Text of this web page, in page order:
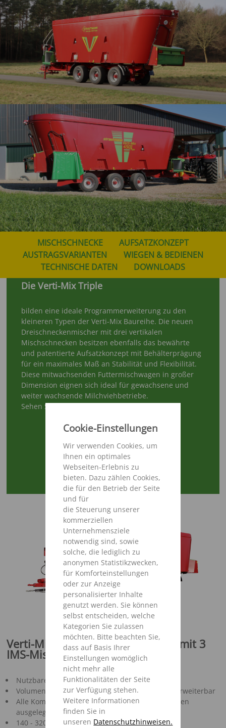
Cookie-Einstellungen
Wir verwenden Cookies, um
Ihnen ein optimales
Webseiten-Erlebnis zu
bieten. Dazu zählen Cookies,
die für den Betrieb der Seite
und für
die Steuerung unserer
kommerziellen
Unternehmensziele
notwendig sind, sowie
solche, die lediglich zu
anonymen Statistikzwecken,
für Komforteinstellungen
oder zur Anzeige
personalisierter Inhalte
genutzt werden. Sie können
selbst entscheiden, welche
Kategorien Sie zulassen
möchten. Bitte beachten Sie,
dass auf Basis Ihrer
Einstellungen womöglich
nicht mehr alle
Funktionalitäten der Seite
zur Verfügung stehen.
Weitere Informationen
finden Sie in
unseren Datenschutzhinweisen.
MISCHSCHNECKE
AUFSATZKONZEPT
AUSTRAGSVARIANTEN
WIEGEN & BEDIENEN
TECHNISCHE DATEN
DOWNLOADS
Die Verti-Mix Triple
bilden eine ideale Programmerweiterung zu den
kleineren Typen der Verti-Mix Baureihe. Die neuen
Dreischneckenmischer mit drei vertikalen
Mischschnecken besitzen ebenfalls das bewährte
und patentierte Aufsatzkonzept mit Behälterprägung
für ein maximales Maß an Stabilität und Flexibilität.
Diese mitwachsenden Futtermischwagen in großer
Dimension eignen sich ideal für gewachsene und
weiter wachsende Milchviehbetriebe.
Sehen Sie hier den Verti-mix Triple im Einsatz!
VIDEO ANSEHEN
Verti-Mix Triple - Besser mischen mit 3
IMS-Mischschnecken
Nutzbares Mischvolumen 28,5 m³ - 45,0 m³
Volumen durch 180 mm und 360 mm Aufsätze erweiterbar
Alle Komponenten sind auf das maximale Volumen
ausgelegt
140 - 320 Kühe je Behälterfüllung